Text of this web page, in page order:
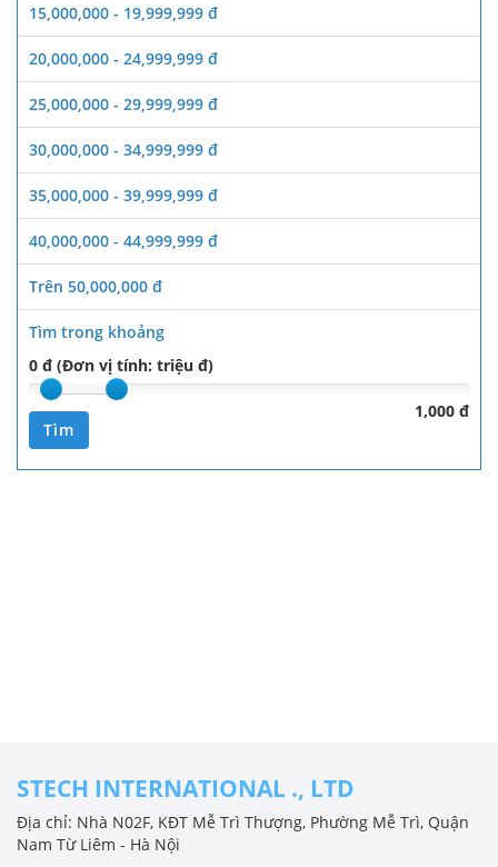
15,000,000 - 19,999,999 đ
20,000,000 - 24,999,999 đ
25,000,000 - 29,999,999 đ
30,000,000 - 34,999,999 đ
35,000,000 - 39,999,999 đ
40,000,000 - 44,999,999 đ
Trên 50,000,000 đ
Tìm trong khoảng
0 đ (Đơn vị tính: triệu đ)
1,000 đ
Tìm
STECH INTERNATIONAL ., LTD
Địa chỉ: Nhà N02F, KĐT Mễ Trì Thượng, Phường Mễ Trì, Quận
Nam Từ Liêm - Hà Nội